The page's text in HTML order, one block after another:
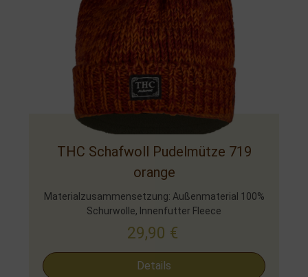
THC Schafwoll Pudelmütze 719
orange
Materialzusammensetzung: Außenmaterial 100%
Schurwolle, Innenfutter Fleece
29,90 €
Details